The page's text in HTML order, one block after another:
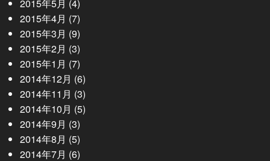
2015年5月 (4)
2015年4月 (7)
2015年3月 (9)
2015年2月 (3)
2015年1月 (7)
2014年12月 (6)
2014年11月 (3)
2014年10月 (5)
2014年9月 (3)
2014年8月 (5)
2014年7月 (6)